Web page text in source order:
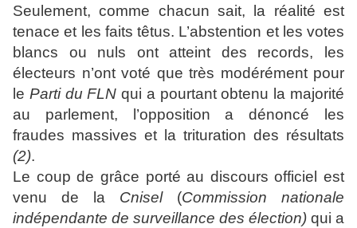
Seulement, comme chacun sait, la réalité est
tenace et les faits têtus. L’abstention et les votes
blancs ou nuls ont atteint des records, les
électeurs n’ont voté que très modérément pour
le Parti du FLN qui a pourtant obtenu la majorité
au parlement, l’opposition a dénoncé les
fraudes massives et la trituration des résultats
(2).
Le coup de grâce porté au discours officiel est
venu de la Cnisel(Commission nationale
indépendante de surveillance des élection) qui a